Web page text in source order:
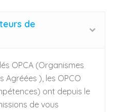
de
OPCA (Organismes
Agréées ), les OPCO
ont depuis le
de vous